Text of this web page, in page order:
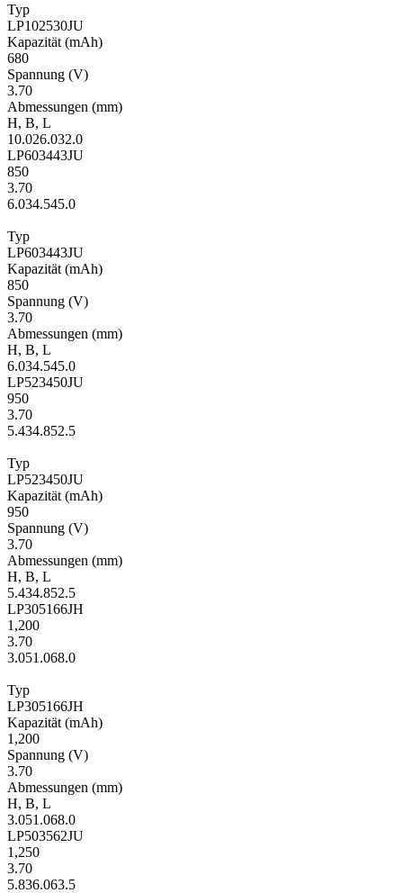
Typ
LP102530JU
Kapa­zität (mAh)
680
Span­nung (V)
3.70
Ab­mes­sungen (mm)
H, B, L
10.026.032.0
LP603443JU
850
3.70
6.034.545.0
Typ
LP603443JU
Kapa­zität (mAh)
850
Span­nung (V)
3.70
Ab­mes­sungen (mm)
H, B, L
6.034.545.0
LP523450JU
950
3.70
5.434.852.5
Typ
LP523450JU
Kapa­zität (mAh)
950
Span­nung (V)
3.70
Ab­mes­sungen (mm)
H, B, L
5.434.852.5
LP305166JH
1,200
3.70
3.051.068.0
Typ
LP305166JH
Kapa­zität (mAh)
1,200
Span­nung (V)
3.70
Ab­mes­sungen (mm)
H, B, L
3.051.068.0
LP503562JU
1,250
3.70
5.836.063.5